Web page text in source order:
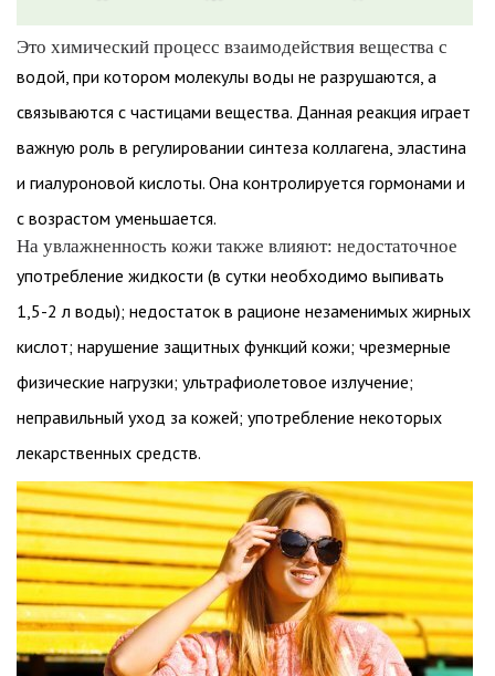
Это химический процесс взаимодействия вещества с
водой, при котором молекулы воды не разрушаются, а
связываются с частицами вещества. Данная реакция играет
важную роль в регулировании синтеза коллагена, эластина
и гиалуроновой кислоты. Она контролируется гормонами и
с возрастом уменьшается.
На увлажненность кожи также влияют: недостаточное
употребление жидкости (в сутки необходимо выпивать
1,5-2 л воды); недостаток в рационе незаменимых жирных
кислот; нарушение защитных функций кожи; чрезмерные
физические нагрузки; ультрафиолетовое излучение;
неправильный уход за кожей; употребление некоторых
лекарственных средств.